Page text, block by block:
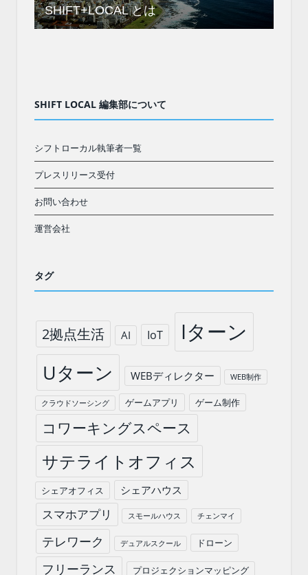
SHIFT+LOCAL とは
SHIFT LOCAL 編集部について
シフトローカル執筆者一覧
プレスリリース受付
お問い合わせ
運営会社
タグ
2拠点生活 AI IoT Iターン
Uターン WEBディレクター WEB制作
クラウドソーシング ゲームアプリ ゲーム制作
コワーキングスペース
サテライトオフィス
シェアオフィス シェアハウス
スマホアプリ スモールハウス チェンマイ
テレワーク デュアルスクール ドローン
フリーランス プロジェクションマッピング